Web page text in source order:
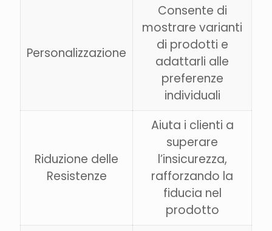
Personalizzazione
Consente di
mostrare varianti
di prodotti e
adattarli alle
preferenze
individuali
Riduzione delle
Resistenze
Aiuta i clienti a
superare
l’insicurezza,
rafforzando la
fiducia nel
prodotto